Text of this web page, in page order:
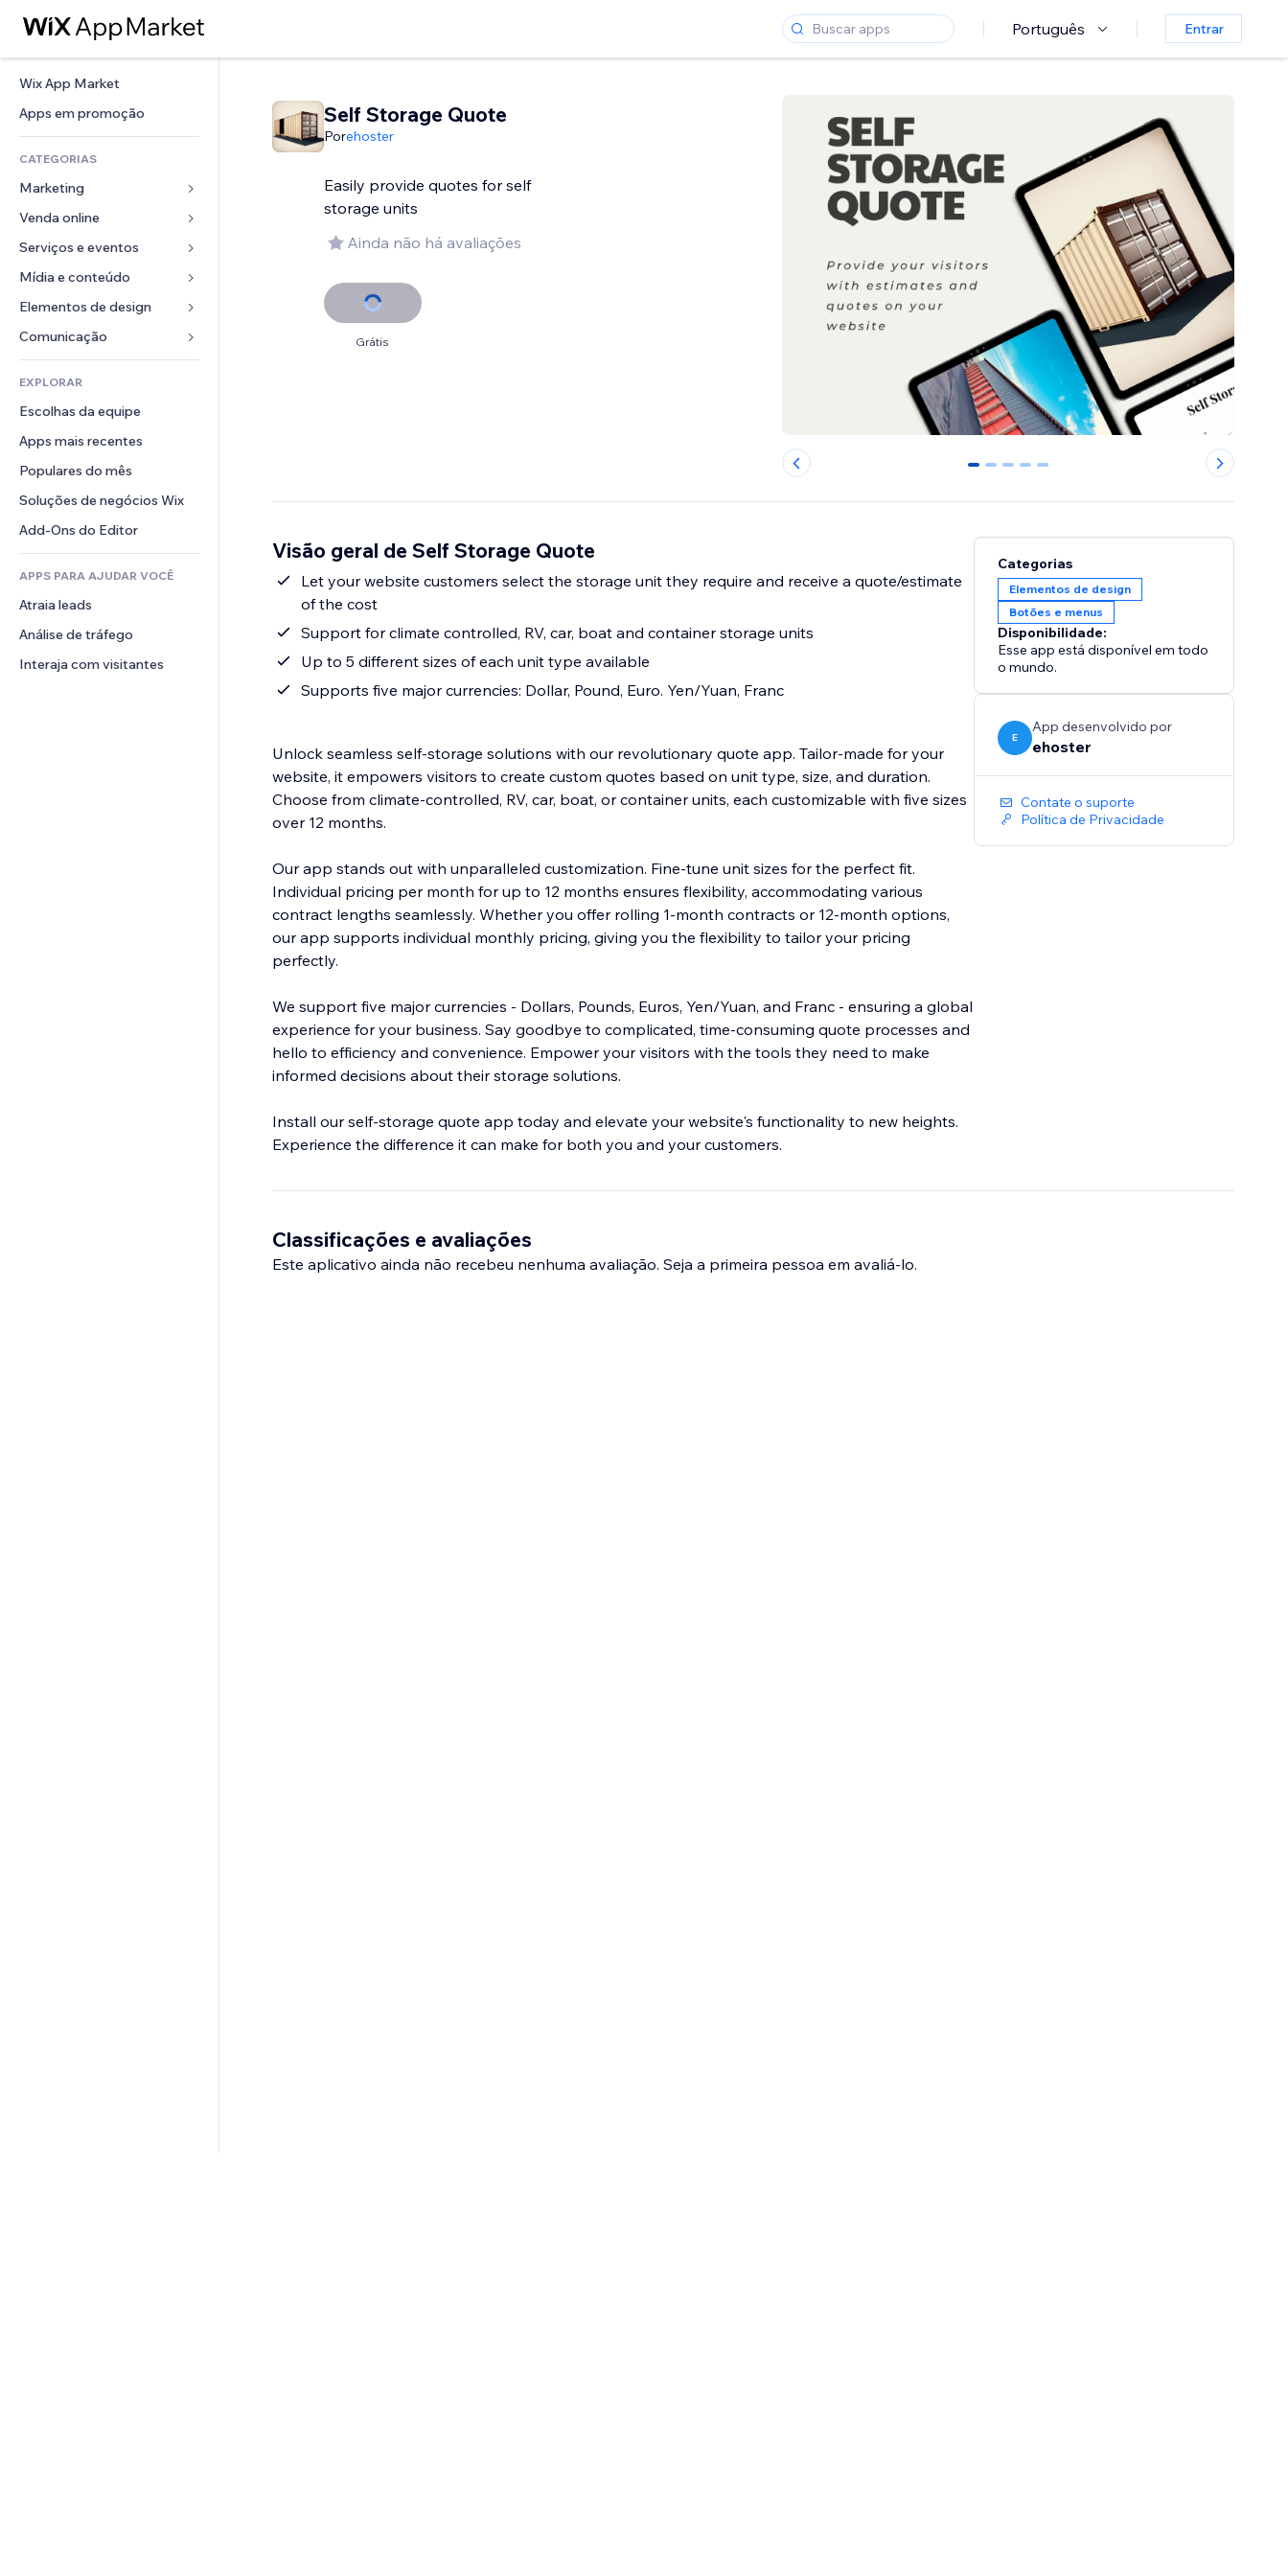
Português Entrar
Wix App Market
Apps em promoção
CATEGORIAS
Marketing
Anúncios
Mobile
Análises
Listas do site
Email
Venda online
Apps para lojas
Frete e entrega
Botões de venda
Contabilidade
Cupons e fidelidade
Soluções de armazenamento
Serviços e eventos
Hotéis
Eventos
Restaurantes
Imobiliária
Meus agendamentos
Mídia e conteúdo
Galeria
Músicas
Podcasts
Fotografia
Vídeo
PDF
Compartilhamento de arquivos
Notícias
Elementos de design
Mapas e navegação
Privacidade e segurança
Relógio
Templates de página
Efeitos de imagem
Botões e menus
Banners e selos
Calculadoras
Busca
Previsão do tempo
Tabelas e gráficos
Formulários
Enquetes
Chat
Comentários
Telefone
Comunidade
Avaliações e depoimentos
CRM
EXPLORAR
Escolhas da equipe
Apps mais recentes
Populares do mês
Soluções de negócios Wix
Add-Ons do Editor
APPS PARA AJUDAR VOCÊ
Atraia leads
Análise de tráfego
Interaja com visitantes
Self Storage Quote
Porehoster
Easily provide quotes for self
storage units
Ainda não há avaliações
Grátis
0 1 2 3 4
Visão geral de Self Storage Quote
Let your website customers select the storage unit they require and receive a quote/estimate
of the cost
Support for climate controlled, RV, car, boat and container storage units
Up to 5 different sizes of each unit type available
Supports five major currencies: Dollar, Pound, Euro. Yen/Yuan, Franc
Unlock seamless self-storage solutions with our revolutionary quote app. Tailor-made for your
website, it empowers visitors to create custom quotes based on unit type, size, and duration.
Choose from climate-controlled, RV, car, boat, or container units, each customizable with five sizes
over 12 months.
Our app stands out with unparalleled customization. Fine-tune unit sizes for the perfect fit.
Individual pricing per month for up to 12 months ensures flexibility, accommodating various
contract lengths seamlessly. Whether you offer rolling 1-month contracts or 12-month options,
our app supports individual monthly pricing, giving you the flexibility to tailor your pricing
perfectly.
We support five major currencies - Dollars, Pounds, Euros, Yen/Yuan, and Franc - ensuring a global
experience for your business. Say goodbye to complicated, time-consuming quote processes and
hello to efficiency and convenience. Empower your visitors with the tools they need to make
informed decisions about their storage solutions.
Install our self-storage quote app today and elevate your website's functionality to new heights.
Experience the difference it can make for both you and your customers.
Categorias
Elementos de design
Botões e menus
Disponibilidade:
Esse app está disponível em todo
o mundo.
E
App desenvolvido por
ehoster
Contate o suporte
Política de Privacidade
Classificações e avaliações
Este aplicativo ainda não recebeu nenhuma avaliação. Seja a primeira pessoa em avaliá-lo.